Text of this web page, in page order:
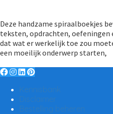
Deze handzame spiraalboekjes
teksten, opdrachten,
dat wat er werkelijk toe zou
een moeilijk onderwerp starten,
Kennisbank
Disclaimer
Bestelling beheren